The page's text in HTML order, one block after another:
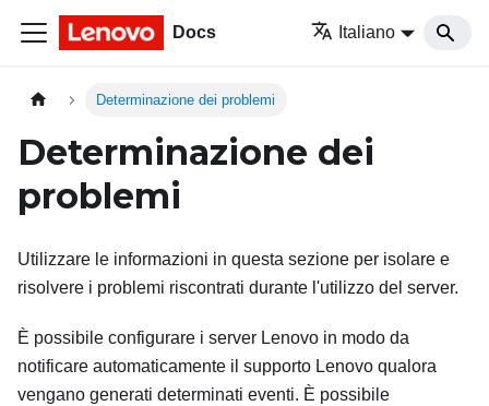
Docs Italiano
Determinazione dei problemi
Determinazione dei
problemi
Utilizzare le informazioni in questa sezione per isolare e
risolvere i problemi riscontrati durante l'utilizzo del server.
È possibile configurare i server Lenovo in modo da
notificare automaticamente il supporto Lenovo qualora
vengano generati determinati eventi. È possibile